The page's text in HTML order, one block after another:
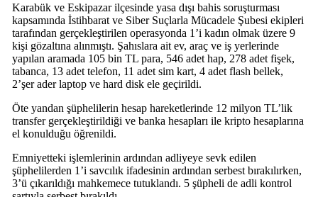
Karabük ve Eskipazar ilçesinde yasa dışı bahis soruşturması
kapsamında İstihbarat ve Siber Suçlarla Mücadele Şubesi ekipleri
tarafından gerçekleştirilen operasyonda 1’i kadın olmak üzere 9
kişi gözaltına alınmıştı. Şahıslara ait ev, araç ve iş yerlerinde
yapılan aramada 105 bin TL para, 546 adet hap, 278 adet fişek,
tabanca, 13 adet telefon, 11 adet sim kart, 4 adet flash bellek,
2’şer ader laptop ve hard disk ele geçirildi.
Öte yandan şüphelilerin hesap hareketlerinde 12 milyon TL’lik
transfer gerçekleştirildiği ve banka hesapları ile kripto hesaplarına
el konulduğu öğrenildi.
Emniyetteki işlemlerinin ardından adliyeye sevk edilen
şüphelilerden 1’i savcılık ifadesinin ardından serbest bırakılırken,
3’ü çıkarıldığı mahkemece tutuklandı. 5 şüpheli de adli kontrol